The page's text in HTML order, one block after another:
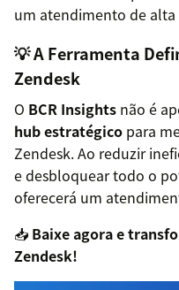
um atendimento de
💡 A Ferramenta
Zendesk
O BCR Insights não é
hub estratégico para
Zendesk. Ao reduzir
e desbloquear todo o
oferecerá um
📥 Baixe agora e
Zendesk!